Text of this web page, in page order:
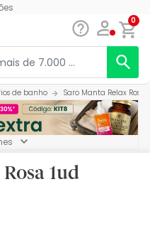
0
de banho Saro Manta Relax Rosa
1ud